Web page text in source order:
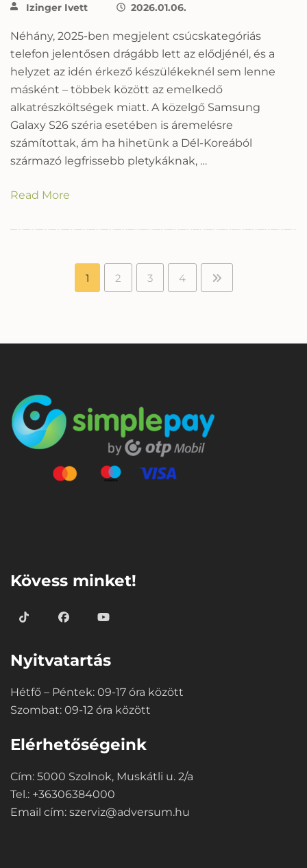
Izinger Ivett 2026.01.06.
Néhány, 2025-ben megjelent csúcskategóriás
telefon jelentősen drágább lett az elődjénél, és a
helyzet az idén érkező készülékeknél sem lenne
másként – többek között az emelkedő
alkatrészköltségek miatt. A közelgő Samsung
Galaxy S26 széria esetében is áremelésre
számítottak, ám ha hihetünk a Dél-Koreából
származó legfrissebb pletykáknak, …
Read More
1 2 3 4
Kövess minket!
Nyitvatartás
Hétfő – Péntek: 09-17 óra között
Szombat: 09-12 óra között
Elérhetőségeink
Cím: 5000 Szolnok, Muskátli u. 2/a
Tel.: +36306384000
Email cím: szerviz@adversum.hu